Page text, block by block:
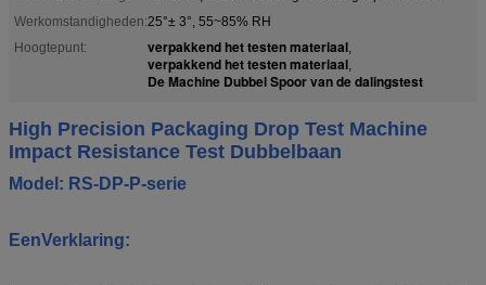
Werkomstandigheden:25°± 3°, 55~85% RH
Hoogtepunt:
verpakkend het testen materiaal,
verpakkend het testen materiaal,
De Machine Dubbel Spoor van de dalingstest
High Precision Packaging Drop Test Machine
Impact Resistance Test Dubbelbaan
Model: RS-DP-P-serie
EenVerklaring: